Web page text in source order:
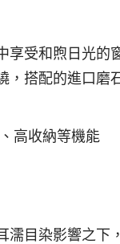
享受和煦日光的
，搭配的進口磨
高收納等機能
濡目染影響之下